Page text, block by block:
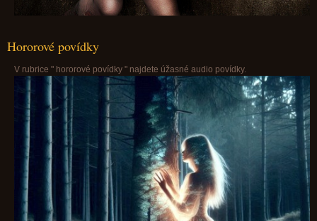
Hororové povídky
V rubrice " hororové povídky " najdete úžasné audio povídky.